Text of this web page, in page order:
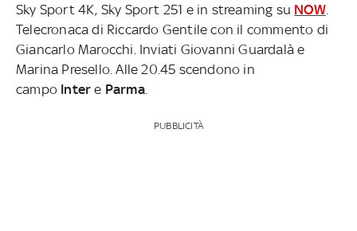
Sky Sport 4K, Sky Sport 251 e in streaming su NOW.
Telecronaca di Riccardo Gentile con il commento di
Giancarlo Marocchi. Inviati Giovanni Guardalà e
Marina Presello. Alle 20.45 scendono in
campo Inter e Parma.
PUBBLICITÀ